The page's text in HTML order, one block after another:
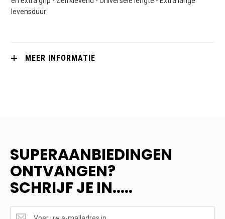
levensduur
MEER INFORMATIE
SUPERAANBIEDINGEN
ONTVANGEN?
SCHRIJF JE IN.....